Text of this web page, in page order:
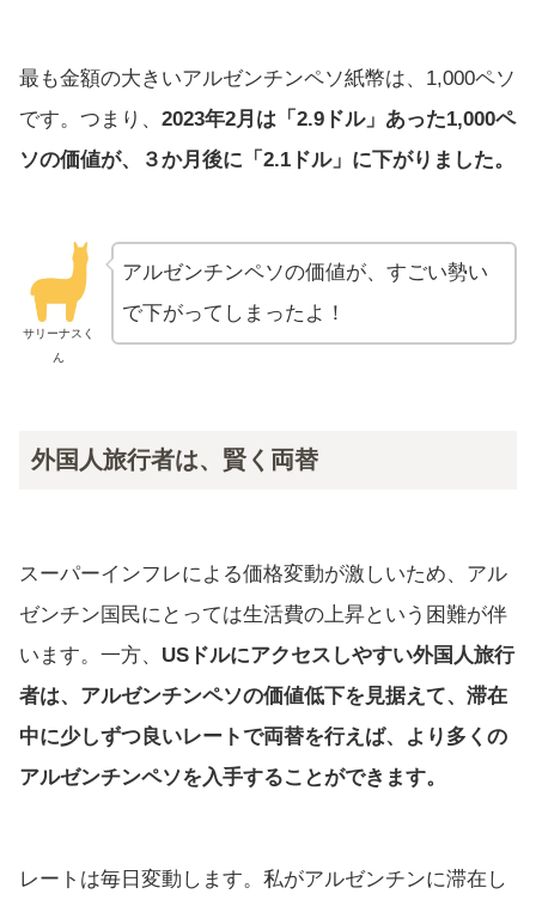
最も金額の大きいアルゼンチンペソ紙幣は、1,000ペソ
です。つまり、 2023年2月は「2.9ドル」あった1,000ペ
ソの価値が、３か月後に「2.1ドル」に下がりました。
サリーナスく
ん
アルゼンチンペソの価値が、すごい勢い
で下がってしまったよ！
外国人旅行者は、賢く両替
スーパーインフレによる価格変動が激しいため、アル
ゼンチン国民にとっては生活費の上昇という困難が伴
います。一方、 USドルにアクセスしやすい外国人旅行
者は、アルゼンチンペソの価値低下を見据えて、滞在
中に少しずつ良いレートで両替を行えば、より多くの
アルゼンチンペソを入手することができます。
レートは毎日変動します。私がアルゼンチンに滞在し